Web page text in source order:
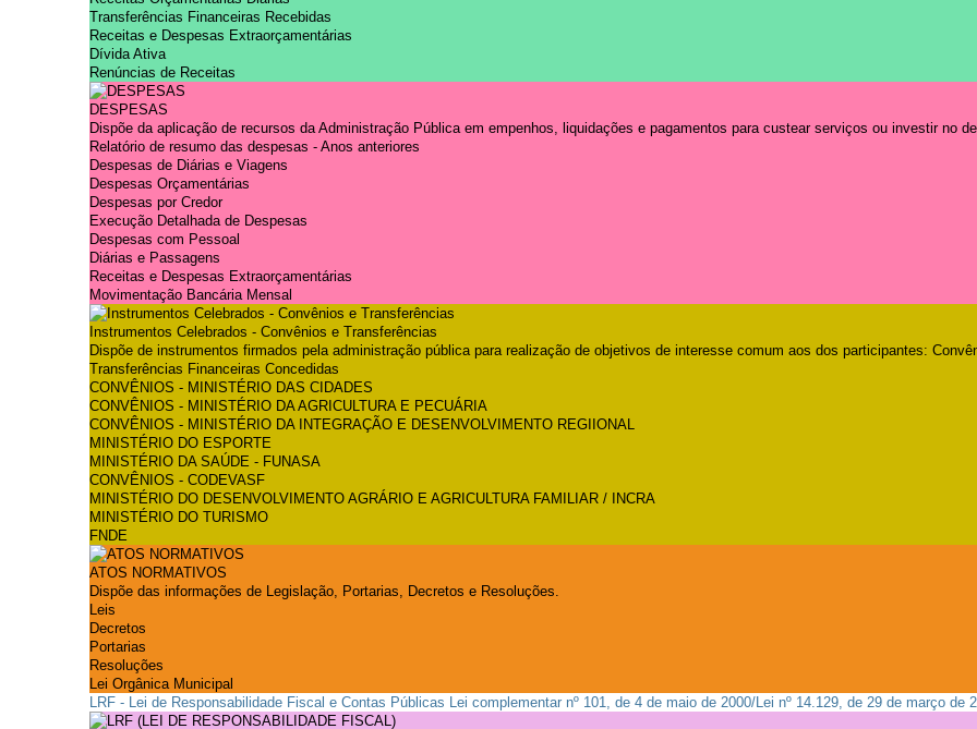
e-SIC
Ouvidoria
Transferências Financeiras Recebidas
Receitas e Despesas Extraorçamentárias
Dívida Ativa
Renúncias de Receitas
DESPESAS
Dispõe da aplicação de recursos da Administração Pública em empenhos, liquidações e pagamentos para custear serviços ou investir no
Relatório de resumo das despesas - Anos anteriores
Despesas de Diárias e Viagens
Despesas Orçamentárias
Despesas por Credor
Execução Detalhada de Despesas
Despesas com Pessoal
Diárias e Passagens
Receitas e Despesas Extraorçamentárias
Movimentação Bancária Mensal
Instrumentos Celebrados - Convênios e Transferências
Dispõe de instrumentos firmados pela administração pública para realização de objetivos de interesse comum aos dos participantes:
Transferências Financeiras Concedidas
CONVÊNIOS - MINISTÉRIO DAS CIDADES
CONVÊNIOS - MINISTÉRIO DA AGRICULTURA E PECUÁRIA
CONVÊNIOS - MINISTÉRIO DA INTEGRAÇÃO E DESENVOLVIMENTO REGIIONAL
MINISTÉRIO DO ESPORTE
MINISTÉRIO DA SAÚDE - FUNASA
CONVÊNIOS - CODEVASF
MINISTÉRIO DO DESENVOLVIMENTO AGRÁRIO E AGRICULTURA FAMILIAR / INCRA
MINISTÉRIO DO TURISMO
FNDE
ATOS NORMATIVOS
Dispõe das informações de Legislação, Portarias, Decretos e Resoluções.
Leis
Decretos
Portarias
Resoluções
Lei Orgânica Municipal
LRF - Lei de Responsabilidade Fiscal e Contas Públicas
Lei complementar nº 101, de 4 de maio de 2000/Lei nº 14.129, de 29 de março de